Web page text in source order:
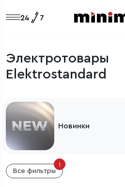
Электротовары
Elektrostandard
Новинки
Все фильтры
1